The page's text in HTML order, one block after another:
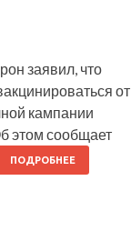
заявил, что
от
кампании
этом сообщает
ПОДРОБНЕЕ